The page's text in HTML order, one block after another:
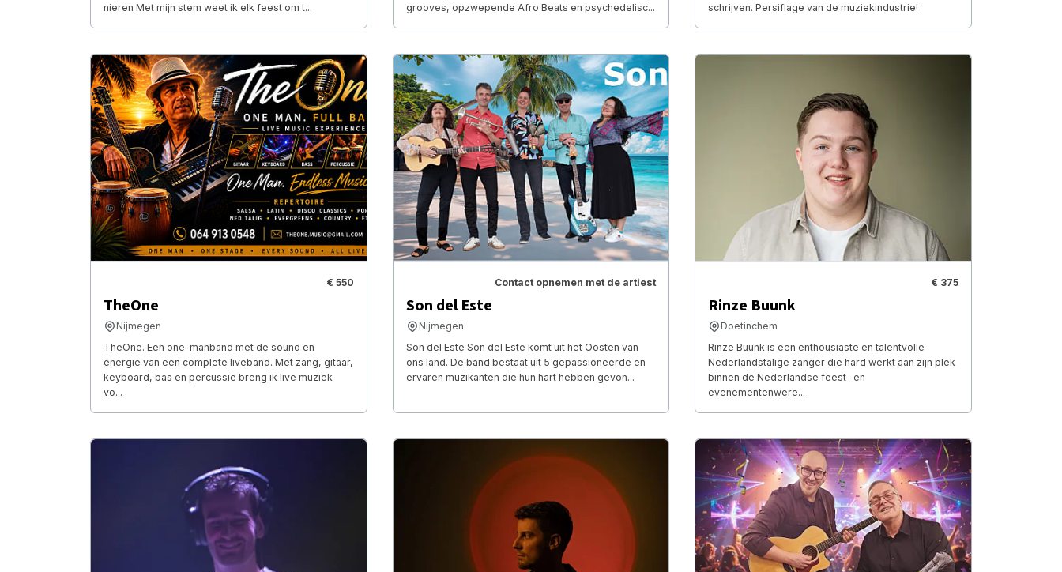
nieren Met mijn stem weet ik elk feest om t...
grooves, opzwepende Afro Beats en psychedelisc...
schrijven. Persiflage van de muziekindustrie!
€ 550
TheOne
Nijmegen
TheOne. Een one-manband met de sound en
energie van een complete liveband. Met zang, gitaar,
keyboard, bas en percussie breng ik live muziek
vo...
Contact opnemen met de artiest
Son del Este
Nijmegen
Son del Este Son del Este komt uit het Oosten van
ons land. De band bestaat uit 5 gepassioneerde en
ervaren muzikanten die hun hart hebben gevon...
€ 375
Rinze Buunk
Doetinchem
Rinze Buunk is een enthousiaste en talentvolle
Nederlandstalige zanger die hard werkt aan zijn plek
binnen de Nederlandse feest- en
evenementenwere...